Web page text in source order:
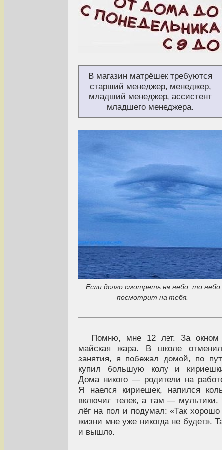
В магазин матрёшек требуются
старший менеджер, менеджер,
младший менеджер, ассистент
младшего менеджера.
Если долго смотреть на небо, то небо
посмотрит на тебя.
Помню, мне 12 лет. За
майская жара. В школе
занятия, я побежал домой, по
купил большую колу и
Дома никого — родители на
Я наелся кириешек, напился
включил телек, а там — мультики.
лёг на пол и подумал: «Так хорошо
жизни мне уже никогда не будет».
и вышло.